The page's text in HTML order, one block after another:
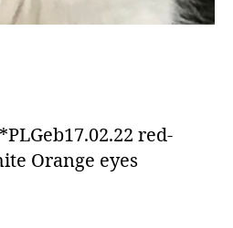
red-
Orange eyes